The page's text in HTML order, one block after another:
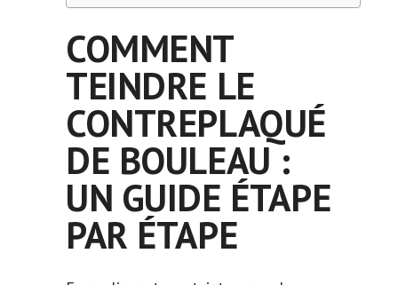
COMMENT
TEINDRE LE
CONTREPLAQUÉ
DE BOULEAU :
UN GUIDE ÉTAPE
PAR ÉTAPE